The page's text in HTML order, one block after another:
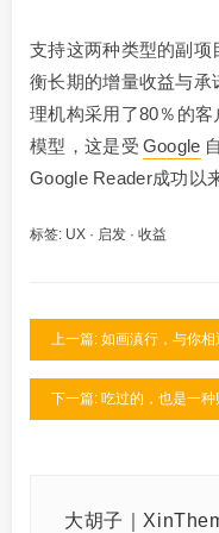
支持这两种类型的副项
衡长期的增量收益与承
理机构采用了80％的客
模型，这是受 Google
Google Reader成功以
标签: UX · 启发 · 收益
上一篇: 如画滇行，与你
下一篇: 吃过的，也是一种
大胡子｜